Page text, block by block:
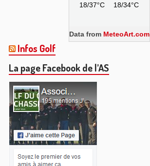
18/37°C 18/34°C
Data from MeteoArt.com
Infos Golf
La page Facebook de l’AS